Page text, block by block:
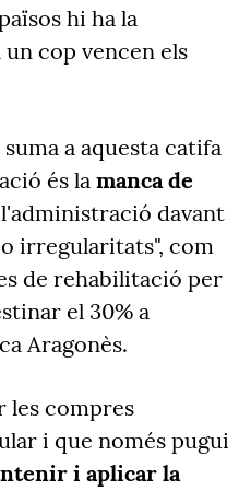
hi ha la
cop vencen els
a aquesta catifa
és lamanca de
davant
irregularitats", com
de rehabilitació per
el 30% a
Aragonès.
les compres
i que només pugui
i aplicar la